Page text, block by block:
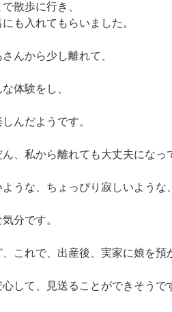
散歩に行き、
も入れてもらいました。
んから少し離れて、
体験をし、
んだようです。
ん、私から離れても大丈夫になっ
うな、ちょっぴり寂しいような、
分です。
、これで、出産後、実家に娘を預
心して、見送ることができそうで